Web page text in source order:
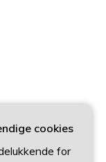
cookies
for